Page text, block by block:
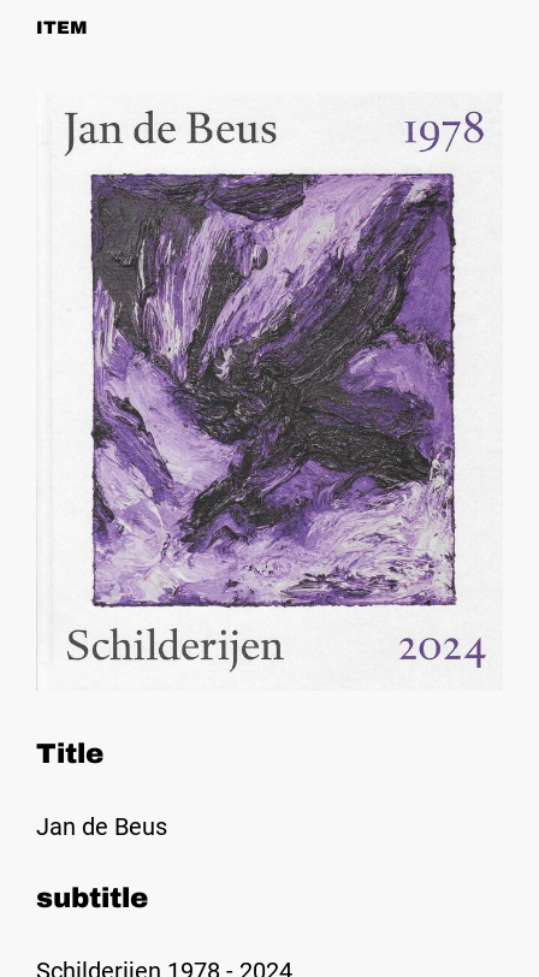
ITEM
Title
Jan de Beus
subtitle
Schilderijen 1978 - 2024